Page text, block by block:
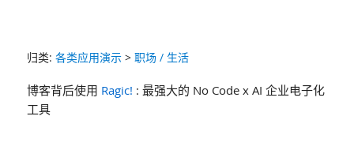
归类: 各类应用演示> 职场 / 生活
博客背后使用 Ragic! : 最强大的 No Code x AI 企业电子化
工具